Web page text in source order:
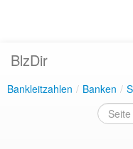
BlzDir
Bankleitzahlen / Banken /